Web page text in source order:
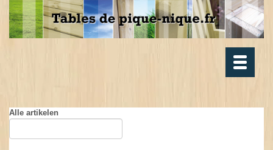
Toggle
Alle artikelen